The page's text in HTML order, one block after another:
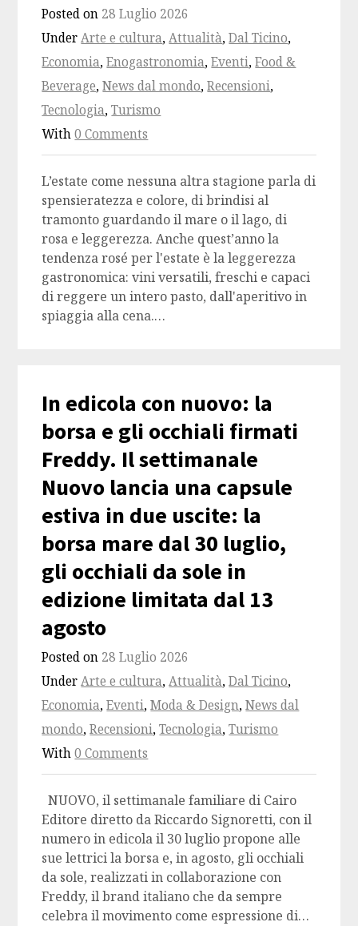
Posted on 28 Luglio 2026
UnderArte e cultura,Attualità,Dal Ticino,
Economia,Enogastronomia,Eventi,Food &
Beverage,News dal mondo,Recensioni,
Tecnologia,Turismo
With0 Comments
L’estate come nessuna altra stagione parla di
spensieratezza e colore, di brindisi al
tramonto guardando il mare o il lago, di
rosa e leggerezza. Anche quest’anno la
tendenza rosé per l'estate è la leggerezza
gastronomica: vini versatili, freschi e capaci
di reggere un intero pasto, dall'aperitivo in
spiaggia alla cena.…
In edicola con nuovo: la
borsa e gli occhiali firmati
Freddy. Il settimanale
Nuovo lancia una capsule
estiva in due uscite: la
borsa mare dal 30 luglio,
gli occhiali da sole in
edizione limitata dal 13
agosto
Posted on 28 Luglio 2026
UnderArte e cultura,Attualità,Dal Ticino,
Economia,Eventi,Moda & Design,News dal
mondo,Recensioni,Tecnologia,Turismo
With0 Comments
NUOVO, il settimanale familiare di Cairo
Editore diretto da Riccardo Signoretti, con il
numero in edicola il 30 luglio propone alle
sue lettrici la borsa e, in agosto, gli occhiali
da sole, realizzati in collaborazione con
Freddy, il brand italiano che da sempre
celebra il movimento come espressione di…